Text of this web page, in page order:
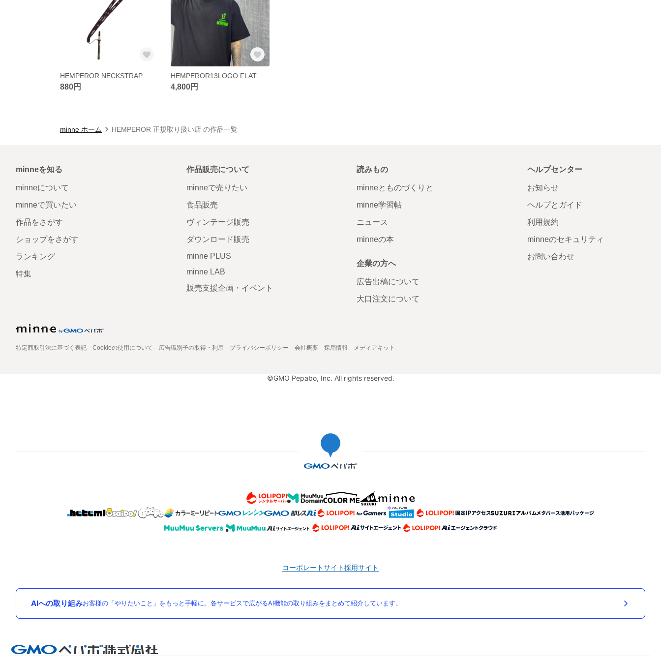
HEMPEROR NECKSTRAP
880円 4,800円
minne ホーム HEMPEROR 正規取り扱い店 の作品一覧
minneを知る
minneについて
minneで買いたい
作品をさがす
ショップをさがす
ランキング
特集
作品販売について
minneで売りたい
食品販売
ヴィンテージ販売
ダウンロード販売
minne PLUS
minne LAB
販売支援企画・イベント
読みもの
minneとものづくりと
minne学習帖
ニュース
minneの本
企業の方へ
広告出稿について
大口注文について
ヘルプセンター
お知らせ
ヘルプとガイド
利用規約
minneのセキュリティ
お問い合わせ
特定商取引法に基づく表記 Cookieの使用について 広告識別子の取得・利用 プライバシーポリシー 会社概要 採用情報 メディアキット
©GMO Pepabo, Inc. All rights reserved.
コーポレートサイト採用サイト
AIへの取り組みお客様の「やりたいこと」をもっと手軽に。各サービスで広がるAI機能の取り組みをまとめて紹介しています。